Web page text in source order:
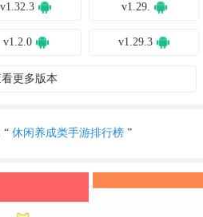
v1.32.3 v1.29.
v1.2.0 v1.29.3
v1.27.3
更多版本
“休闲养成类手游排行榜 ”